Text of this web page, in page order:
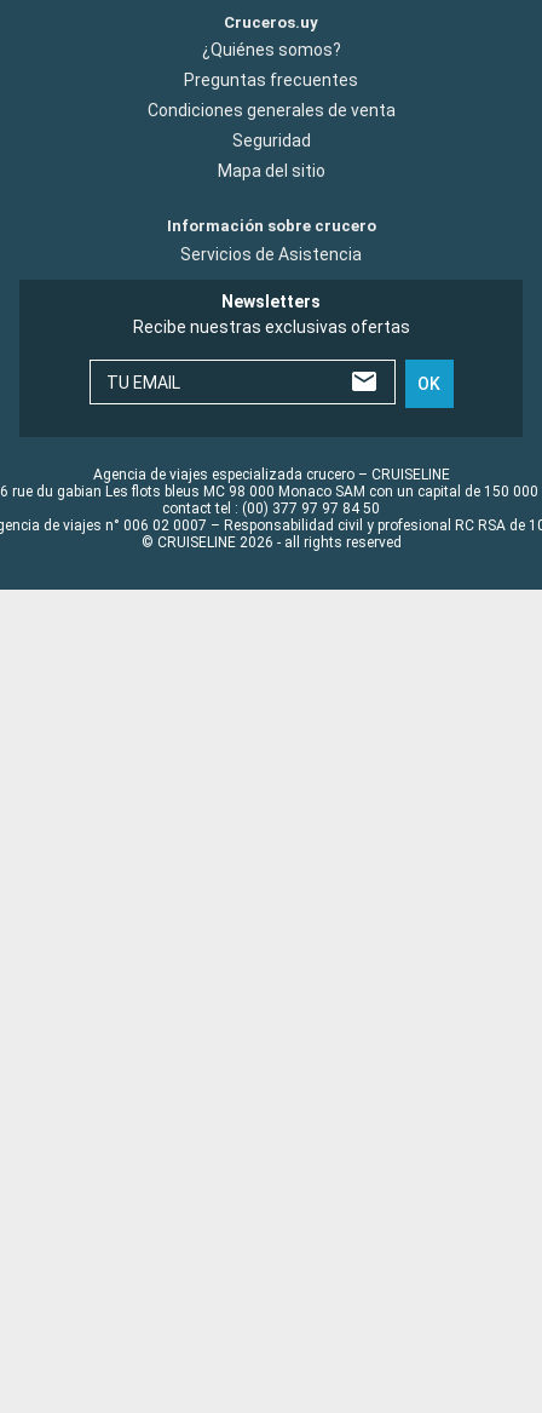
Cruceros.uy
¿Quiénes somos?
Preguntas frecuentes
Condiciones generales de venta
Seguridad
Mapa del sitio
Información sobre crucero
Servicios de Asistencia
Newsletters
Recibe nuestras exclusivas ofertas
TU EMAIL OK
Agencia de viajes especializada crucero – CRUISELINE
rue du gabian Les flots bleus MC 98 000 Monaco SAM con un capital de 150 000
contact tel : (00) 377 97 97 84 50
de viajes n° 006 02 0007 – Responsabilidad civil y profesional RC RSA de
© CRUISELINE 2026 - all rights reserved